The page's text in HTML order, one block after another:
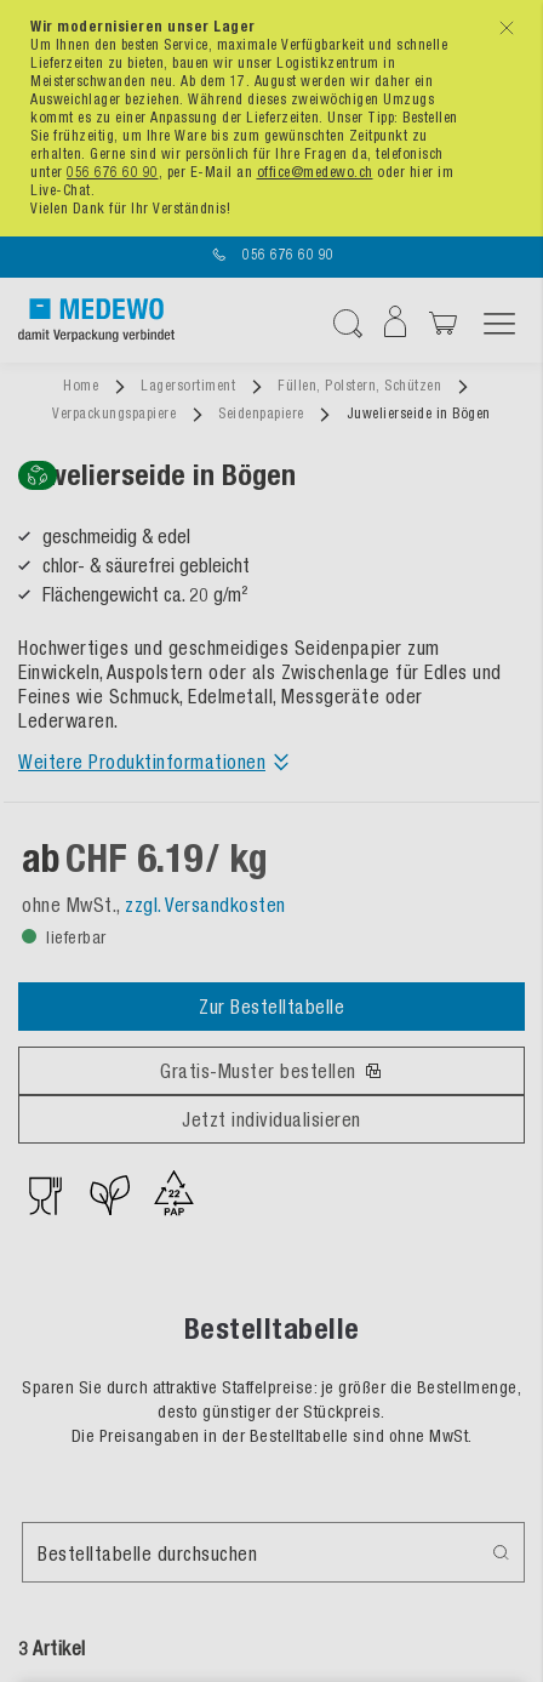
x
Wir modernisieren unser Lager
Um Ihnen den besten Service, maximale Verfügbarkeit und schnelle
Lieferzeiten zu bieten, bauen wir unser Logistikzentrum in
Meisterschwanden neu. Ab dem 17. August werden wir daher ein
Ausweichlager beziehen. Während dieses zweiwöchigen Umzugs
kommt es zu einer Anpassung der Lieferzeiten. Unser Tipp: Bestellen
Sie frühzeitig, um Ihre Ware bis zum gewünschten Zeitpunkt zu
erhalten. Gerne sind wir persönlich für Ihre Fragen da, telefonisch
unter 056 676 60 90 , per E-Mail an office@medewo.ch oder hier im
Live-Chat.
Vielen Dank für Ihr Verständnis!
056 676 60 90
Home Lagersortiment
Füllen, Polstern, Schützen
Verpackungspapiere
Seidenpapiere Juwelierseide in Bögen
Juwelierseide in Bögen
geschmeidig & edel
chlor- & säurefrei gebleicht
Flächengewicht ca. 20 g/m²
Hochwertiges und geschmeidiges Seidenpapier zum
Einwickeln, Auspolstern oder als Zwischenlage für Edles und
Feines wie Schmuck, Edelmetall, Messgeräte oder
Lederwaren.
Weitere Produktinformationen
abCHF 6.19/ kg
ohne MwSt., zzgl. Versandkosten
lieferbar
Zur Bestelltabelle
Gratis-Muster bestellen
Jetzt individualisieren
Bestelltabelle
Sparen Sie durch attraktive Staffelpreise: je größer die Bestellmenge,
desto günstiger der Stückpreis.
Die Preisangaben in der Bestelltabelle sind ohne MwSt.
3 Artikel
Bestelltabelle durchsuchen